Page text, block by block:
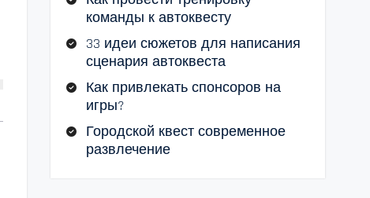
команды к автоквесту
33 идеи сюжетов для написания
сценария автоквеста
Как привлекать спонсоров на
игры?
Городской квест современное
развлечение